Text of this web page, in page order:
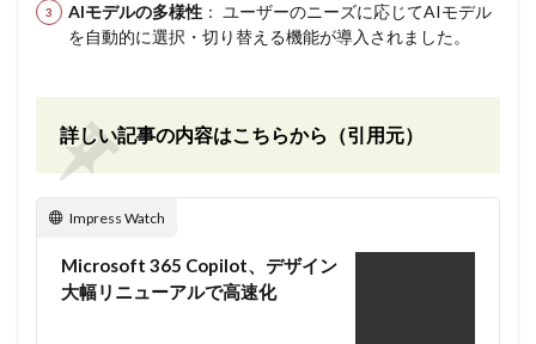
AIモデルの多様性 ： ユーザーのニーズに応じてAIモデル
を自動的に選択・切り替える機能が導入されました。
詳しい記事の内容はこちらから（引用元）
Impress Watch
Microsoft 365 Copilot、デザイン
大幅リニューアルで高速化